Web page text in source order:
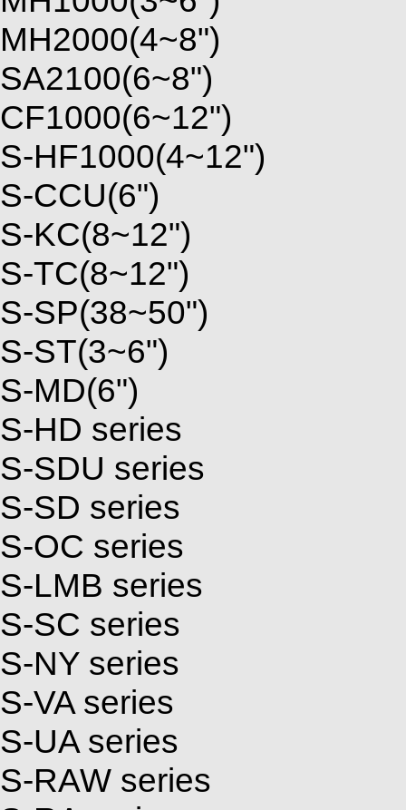
MH2000(4~8")
SA2100(6~8")
CF1000(6~12")
S-HF1000(4~12")
S-CCU(6")
S-KC(8~12")
S-TC(8~12")
S-SP(38~50")
S-ST(3~6")
S-MD(6")
S-HD series
S-SDU series
S-SD series
S-OC series
S-LMB series
S-SC series
S-NY series
S-VA series
S-UA series
S-RAW series